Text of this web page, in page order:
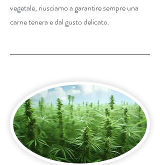
vegetale, riusciamo a garantire sempre una
carne tenera e dal gusto delicato.